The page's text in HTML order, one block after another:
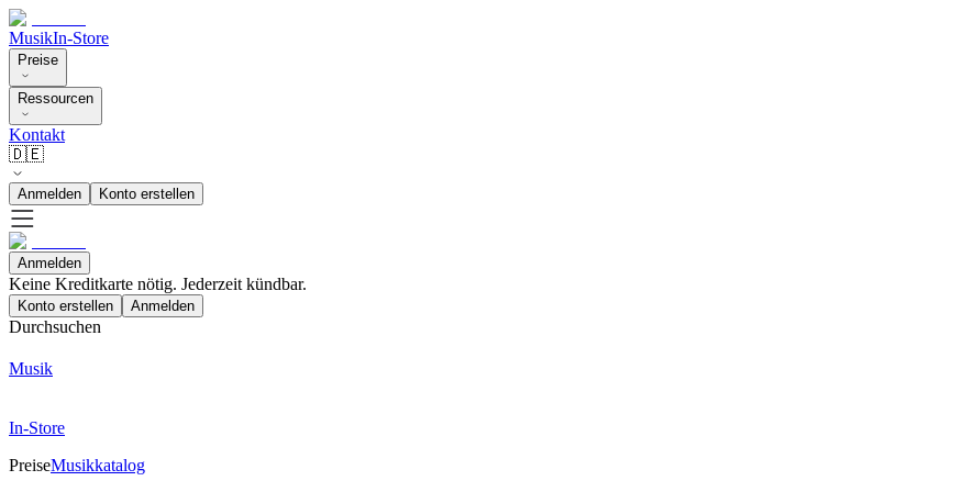
MusikIn-Store
Preise
Ressourcen
Kontakt
🇩🇪
Anmelden Konto erstellen
Anmelden
Keine Kreditkarte nötig. Jederzeit kündbar.
Konto erstellen Anmelden
Durchsuchen
Musik
In-Store
PreiseMusikkatalog